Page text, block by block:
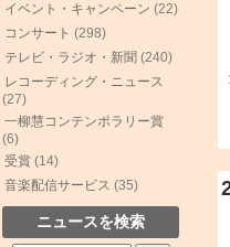
イベント・キャンペーン (22)
コンサート (298)
テレビ・ラジオ・新聞 (240)
レコーディング・ニュース
(27)
一柳慧コンテンポラリー賞
(6)
受賞 (14)
音楽配信サービス (35)
ニュースを検索